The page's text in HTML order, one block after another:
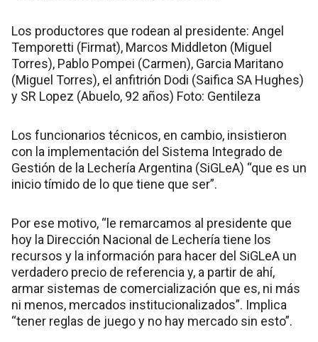
Los productores que rodean al presidente: Angel
Temporetti (Firmat), Marcos Middleton (Miguel
Torres), Pablo Pompei (Carmen), Garcia Maritano
(Miguel Torres), el anfitrión Dodi (Saifica SA Hughes)
y SR Lopez (Abuelo, 92 años) Foto: Gentileza
Los funcionarios técnicos, en cambio, insistieron
con la implementación del Sistema Integrado de
Gestión de la Lechería Argentina (SiGLeA) “que es un
inicio tímido de lo que tiene que ser”.
Por ese motivo, “le remarcamos al presidente que
hoy la Dirección Nacional de Lechería tiene los
recursos y la información para hacer del SiGLeA un
verdadero precio de referencia y, a partir de ahí,
armar sistemas de comercialización que es, ni más
ni menos, mercados institucionalizados”. Implica
“tener reglas de juego y no hay mercado sin esto”.